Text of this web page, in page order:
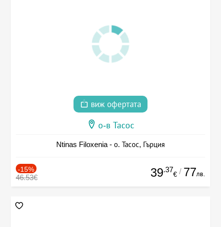
виж офертата
о-в Тасос
Ntinas Filoxenia - о. Тасос, Гърция
-15%
46.53€ 39.37
€ / 77лв.